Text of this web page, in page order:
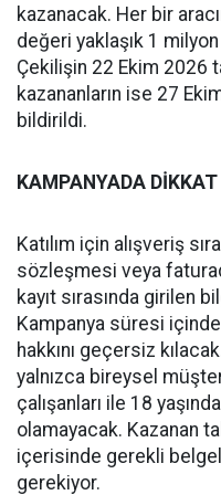
kazanacak. Her bir
değeri yaklaşık 1
Çekilişin 22 Ekim 2026
kazananların ise 27
bildirildi.
KAMPANYADA
Katılım için alışveriş
sözleşmesi veya
kayıt sırasında girilen
Kampanya süresi
hakkını geçersiz
yalnızca bireysel
çalışanları ile 18
olamayacak. Kazanan
içerisinde gerekli
gerekiyor.